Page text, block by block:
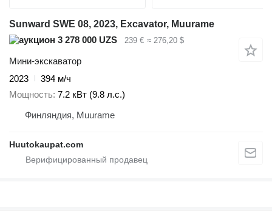
Sunward SWE 08, 2023, Excavator, Muurame
3 278 000 UZS
239 € ≈ 276,20 $
Мини-экскаватор
2023
394 м/ч
Мощность 7.2 кВт (9.8 л.с.)
Финляндия, Muurame
Huutokaupat.com